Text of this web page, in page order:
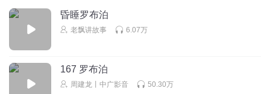
昏睡罗布泊
老飘讲故事 6.07万
167 罗布泊
周建龙丨中广影音 50.30万